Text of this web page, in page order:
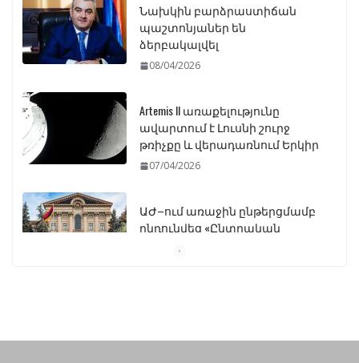
Նախկին բարձրաստիճան
պաշտոնյաներ են
ձերբակալվել
08/04/2026
Artemis II առաքելությունը
ավարտում է Լուսնի շուրջ
թռիչքը և վերադառնում Երկիր
07/04/2026
ԱԺ–ում առաջին ընթերցմամբ
ընդունվեց «Ընտրական
կբողոքարկի Գարեգին